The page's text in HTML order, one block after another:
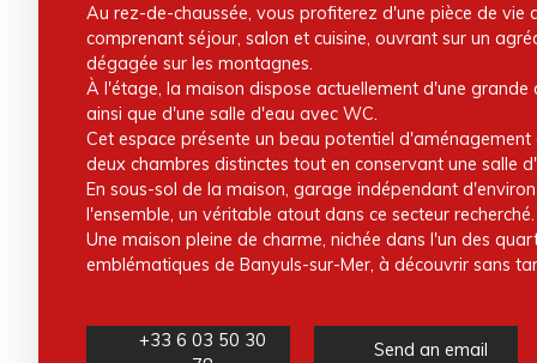
Au rez-de-chaussée, vous profiterez d'une pièce de vie
comprenant séjour, salon et cuisine, ouvrant sur un
dégagée sur les montagnes.
À l'étage, la maison dispose actuellement d'une grande
ainsi que d'une salle d'eau avec WC.
Cet espace présente un beau potentiel
deux chambres distinctes tout en conservant une salle
En sous-sol de la maison, garage indépendant
l'ensemble, un véritable atout dans ce secteur recherché.
Une maison pleine de charme, nichée dans l'un des
emblématiques de Banyuls-sur-Mer, à découvrir sans
+33 6 03 50 30
Send an email